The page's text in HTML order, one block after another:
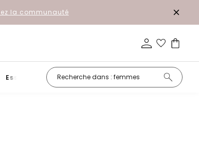
la communauté
Essentiels Promotion